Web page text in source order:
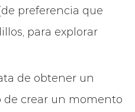
preferencia que
para explorar
de obtener un
de crear un momento